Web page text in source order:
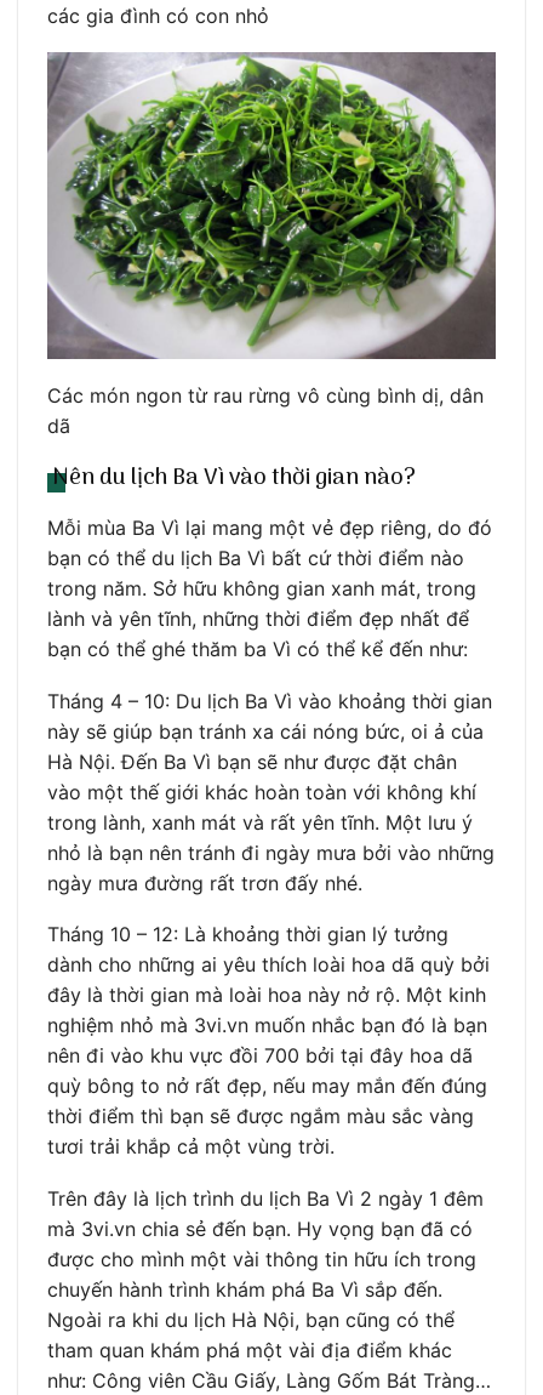
các gia đình có con nhỏ
Các món ngon từ rau rừng vô cùng bình dị, dân
dã
Nên du lịch Ba Vì vào thời gian nào?
Mỗi mùa Ba Vì lại mang một vẻ đẹp riêng, do đó
bạn có thể du lịch Ba Vì bất cứ thời điểm nào
trong năm. Sở hữu không gian xanh mát, trong
lành và yên tĩnh, những thời điểm đẹp nhất để
bạn có thể ghé thăm ba Vì có thể kể đến như:
Tháng 4 – 10: Du lịch Ba Vì vào khoảng thời gian
này sẽ giúp bạn tránh xa cái nóng bức, oi ả của
Hà Nội. Đến Ba Vì bạn sẽ như được đặt chân
vào một thế giới khác hoàn toàn với không khí
trong lành, xanh mát và rất yên tĩnh. Một lưu ý
nhỏ là bạn nên tránh đi ngày mưa bởi vào những
ngày mưa đường rất trơn đấy nhé.
Tháng 10 – 12: Là khoảng thời gian lý tưởng
dành cho những ai yêu thích loài hoa dã quỳ bởi
đây là thời gian mà loài hoa này nở rộ. Một kinh
nghiệm nhỏ mà 3vi.vn muốn nhắc bạn đó là bạn
nên đi vào khu vực đồi 700 bởi tại đây hoa dã
quỳ bông to nở rất đẹp, nếu may mắn đến đúng
thời điểm thì bạn sẽ được ngắm màu sắc vàng
tươi trải khắp cả một vùng trời.
Trên đây là lịch trình du lịch Ba Vì 2 ngày 1 đêm
mà 3vi.vn chia sẻ đến bạn. Hy vọng bạn đã có
được cho mình một vài thông tin hữu ích trong
chuyến hành trình khám phá Ba Vì sắp đến.
Ngoài ra khi du lịch Hà Nội, bạn cũng có thể
tham quan khám phá một vài địa điểm khác
như: Công viên Cầu Giấy, Làng Gốm Bát Tràng…